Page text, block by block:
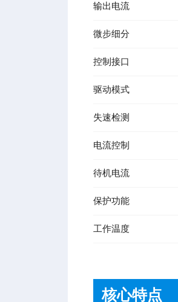
输出电流
微步细分
控制接口
驱动模式
失速检测
电流控制
待机电流
保护功能
工作温度
核心特点